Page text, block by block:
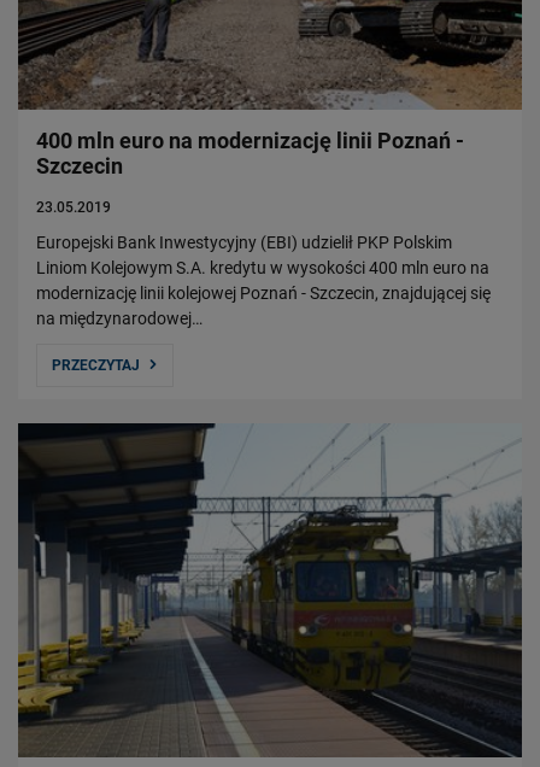
400 mln euro na modernizację linii Poznań -
Szczecin
23.05.2019
Europejski Bank Inwestycyjny (EBI) udzielił PKP Polskim
Liniom Kolejowym S.A. kredytu w wysokości 400 mln euro na
modernizację linii kolejowej Poznań - Szczecin, znajdującej się
na międzynarodowej…
PRZECZYTAJ